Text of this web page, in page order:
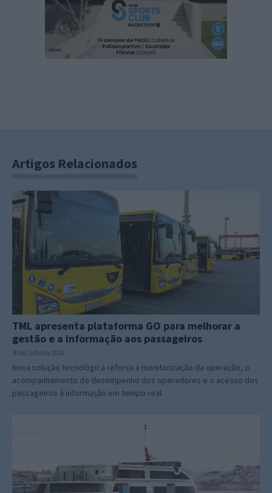
Artigos Relacionados
TML apresenta plataforma GO para melhorar a
gestão e a informação aos passageiros
30 de Julho de 2026
Nova solução tecnológica reforça a monitorização da operação, o
acompanhamento do desempenho dos operadores e o acesso dos
passageiros à informação em tempo real.